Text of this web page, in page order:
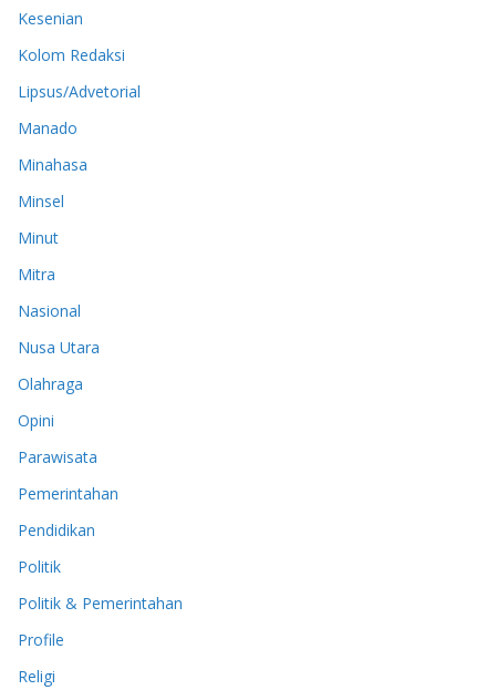
Kesenian
Kolom Redaksi
Lipsus/Advetorial
Manado
Minahasa
Minsel
Minut
Mitra
Nasional
Nusa Utara
Olahraga
Opini
Parawisata
Pemerintahan
Pendidikan
Politik
Politik & Pemerintahan
Profile
Religi